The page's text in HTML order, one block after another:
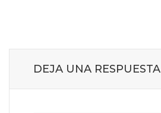
DEJA UNA RESPUESTA